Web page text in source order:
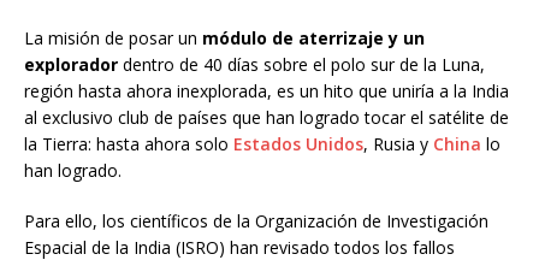
La misión de posar un módulo de aterrizaje y un
explorador dentro de 40 días sobre el polo sur de la Luna,
región hasta ahora inexplorada, es un hito que uniría a la India
al exclusivo club de países que han logrado tocar el satélite de
la Tierra: hasta ahora solo Estados Unidos, Rusia y China lo
han logrado.
Para ello, los científicos de la Organización de Investigación
Espacial de la India (ISRO) han revisado todos los fallos